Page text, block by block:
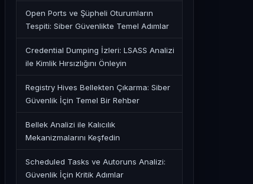
Open Ports ve Şüpheli Oturumların
Tespiti: Siber Güvenlikte Temel Adımlar
Credential Dumping İzleri: LSASS Analizi
ile Kimlik Hırsızlığını Önleyin
Registry Hives Bellekten Çıkarma: Siber
Güvenlik İçin Temel Bir Rehber
Bellek Analizi ile Kalıcılık
Mekanizmalarını Keşfedin
Scheduled Tasks ve Autoruns Analizi:
Güvenlik İçin Kritik Adımlar